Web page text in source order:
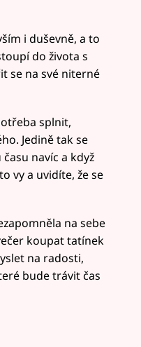
i duševně, a to
do života s
se na své niterné
splnit,
Jedině tak se
navíc a když
vy a uvidíte, že se
na sebe
koupat tatínek
na radosti,
bude trávit čas